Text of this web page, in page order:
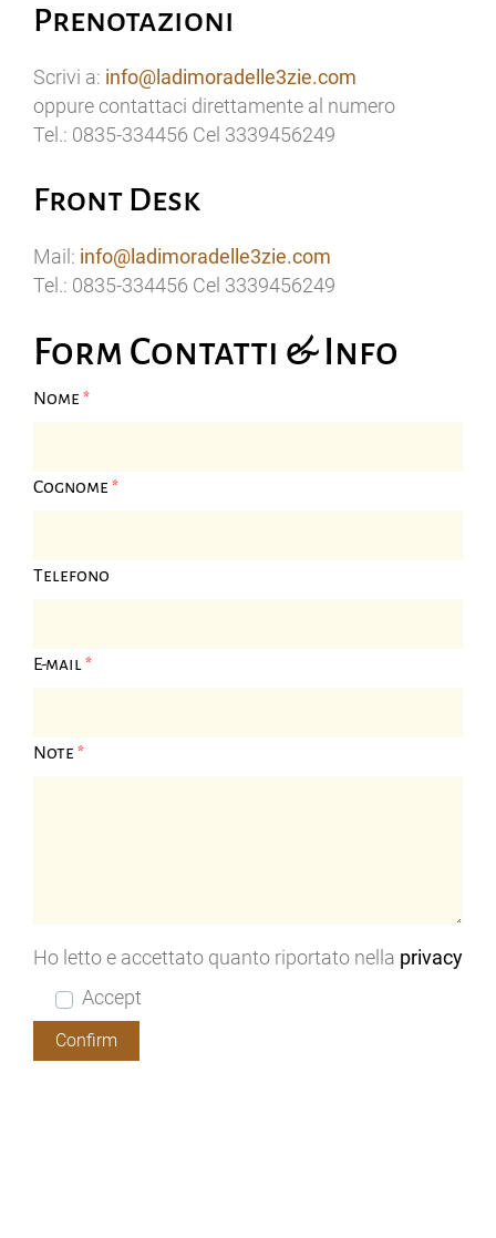
Prenotazioni
Scrivi a: info@ladimoradelle3zie.com
oppure contattaci direttamente al numero
Tel.: 0835-334456 Cel 3339456249
Front Desk
Mail: info@ladimoradelle3zie.com
Tel.: 0835-334456 Cel 3339456249
Form Contatti & Info
Nome *
Cognome *
Telefono
E-mail*
Note *
Ho letto e accettato quanto riportato nella privacy
Accept